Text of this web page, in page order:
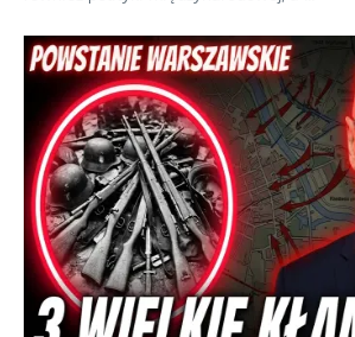
Szlachetna duma z historycznego braku